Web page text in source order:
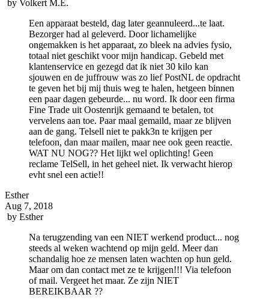
by Volkert M.E.
Een apparaat besteld, dag later geannuleerd...te laat.
Bezorger had al geleverd. Door lichamelijke
ongemakken is het apparaat, zo bleek na advies fysio,
totaal niet geschikt voor mijn handicap. Gebeld met
klantenservice en gezegd dat ik niet 30 kilo kan
sjouwen en de juffrouw was zo lief PostNL de opdracht
te geven het bij mij thuis weg te halen, hetgeen binnen
een paar dagen gebeurde... nu word. Ik door een firma
Fine Trade uit Oostenrijk gemaand te betalen, tot
vervelens aan toe. Paar maal gemaild, maar ze blijven
aan de gang. Telsell niet te pakk3n te krijgen per
telefoon, dan maar mailen, maar nee ook geen reactie.
WAT NU NOG?? Het lijkt wel oplichting! Geen
reclame TelSell, in het geheel niet. Ik verwacht hierop
evht snel een actie!!
Esther
Aug 7, 2018
by Esther
Na terugzending van een NIET werkend product... nog
steeds al weken wachtend op mijn geld. Meer dan
schandalig hoe ze mensen laten wachten op hun geld.
Maar om dan contact met ze te krijgen!!! Via telefoon
of mail. Vergeet het maar. Ze zijn NIET
BEREIKBAAR ??